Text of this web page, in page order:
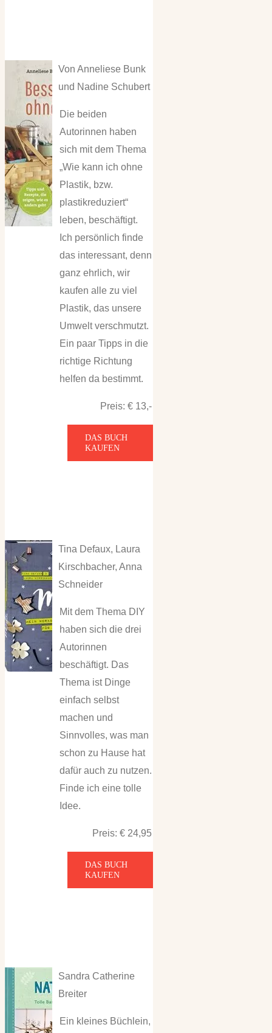
Von Anneliese Bunk
und Nadine Schubert
Die beiden
Autorinnen haben
sich mit dem Thema
„Wie kann ich ohne
Plastik, bzw.
plastikreduziert“
leben, beschäftigt.
Ich persönlich finde
das interessant, denn
ganz ehrlich, wir
kaufen alle zu viel
Plastik, das unsere
Umwelt verschmutzt.
Ein paar Tipps in die
richtige Richtung
helfen da bestimmt.
Preis: € 13,-
DAS BUCH
KAUFEN
Tina Defaux, Laura
Kirschbacher, Anna
Schneider
Mit dem Thema DIY
haben sich die drei
Autorinnen
beschäftigt. Das
Thema ist Dinge
einfach selbst
machen und
Sinnvolles, was man
schon zu Hause hat
dafür auch zu nutzen.
Finde ich eine tolle
Idee.
Preis: € 24,95
DAS BUCH
KAUFEN
Sandra Catherine
Breiter
Ein kleines Büchlein,